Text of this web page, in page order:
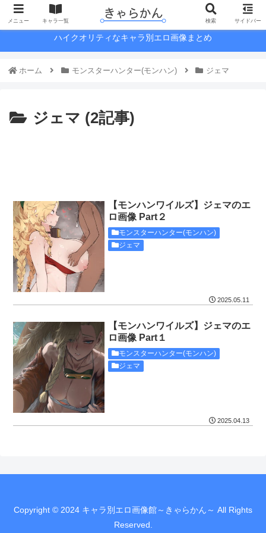
ハイクオリティなキャラ別エロ画像まとめ
ホーム モンスターハンター(モンハン) ジェマ
ジェマ (2記事)
【モンハンワイルズ】ジェマのエ
ロ画像 Part２
モンスターハンター(モンハン)
ジェマ
2025.05.11
【モンハンワイルズ】ジェマのエ
ロ画像 Part１
モンスターハンター(モンハン)
ジェマ
2025.04.13
Copyright © 2024 キャラ別エロ画像館～きゃらかん～ All Rights
Reserved.
メニュー キャラ一覧 検索 サイドバー